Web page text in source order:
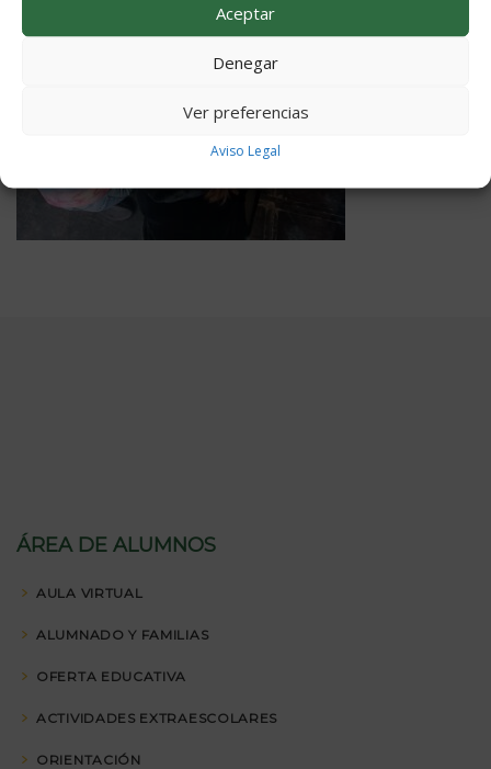
Aceptar
Denegar
Ver preferencias
Aviso Legal
ÁREA DE ALUMNOS
AULA VIRTUAL
ALUMNADO Y FAMILIAS
OFERTA EDUCATIVA
ACTIVIDADES EXTRAESCOLARES
ORIENTACIÓN